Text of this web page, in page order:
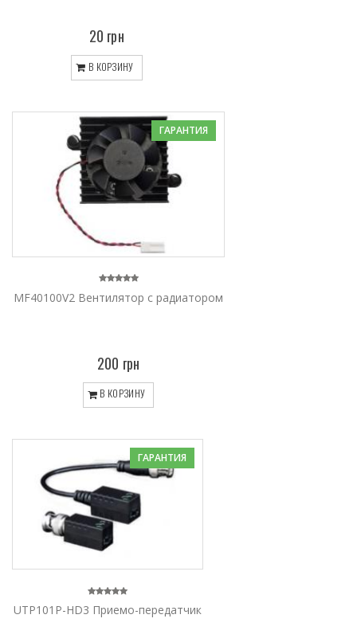
20 грн
В КОРЗИНУ
ГАРАНТИЯ
MF40100V2 Вентилятор с радиатором
200 грн
В КОРЗИНУ
ГАРАНТИЯ
UTP101P-HD3 Приемо-передатчик